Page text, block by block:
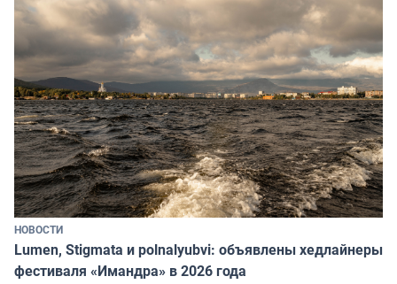
НОВОСТИ
Lumen, Stigmata и polnalyubvi: объявлены хедлайнеры
фестиваля «Имандра» в 2026 года